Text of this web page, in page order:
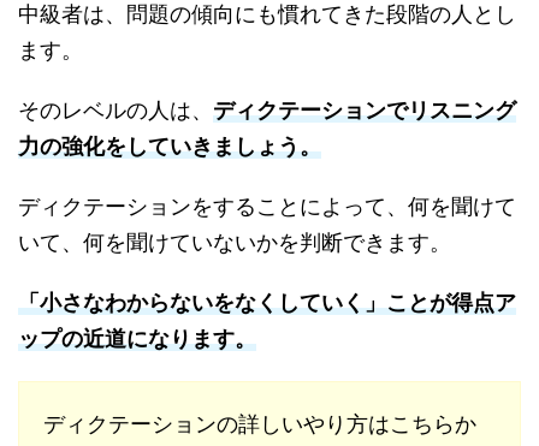
中級者は、問題の傾向にも慣れてきた段階の人とし
ます。
そのレベルの人は、 ディクテーションでリスニング
力の強化をしていきましょう。
ディクテーションをすることによって、何を聞けて
いて、何を聞けていないかを判断できます。
「小さなわからないをなくしていく」ことが得点ア
ップの近道になります。
ディクテーションの詳しいやり方はこちらか